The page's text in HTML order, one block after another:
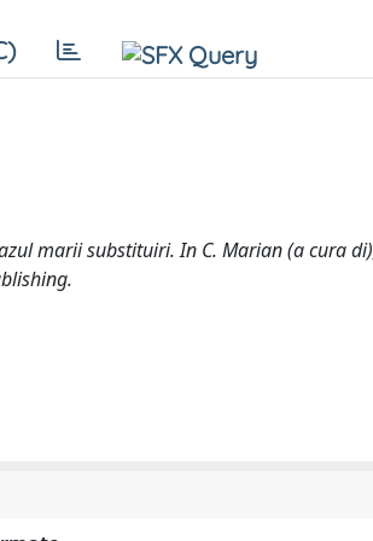
marii substituiri. In C. Marian (a cura